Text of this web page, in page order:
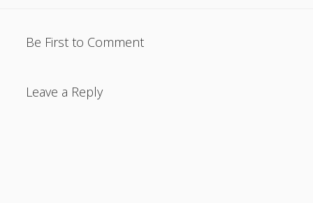
Be First to Comment
Leave a Reply